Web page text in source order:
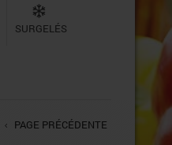
SURGELÉS
PAGE PRÉCÉDENTE